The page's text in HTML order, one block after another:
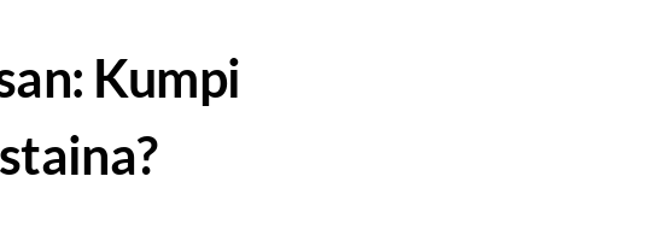
Kumpi